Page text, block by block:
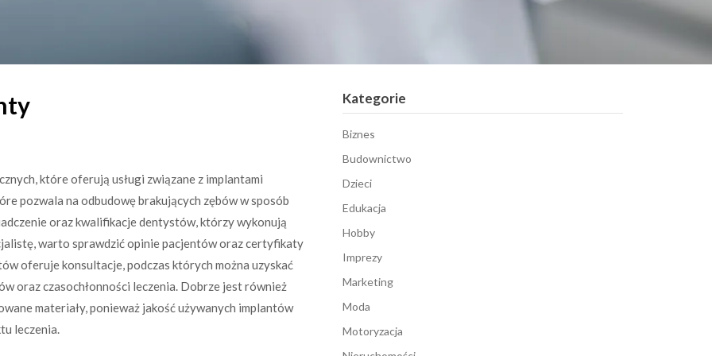
które oferują usługi związane z implantami
pozwala na odbudowę brakujących zębów w sposób
oraz kwalifikacje dentystów, którzy wykonują
warto sprawdzić opinie pacjentów oraz certyfikaty
oferuje konsultacje, podczas których można uzyskać
oraz czasochłonności leczenia. Dobrze jest również
materiały, ponieważ jakość używanych implantów
leczenia.
Kategorie
Biznes
Budownictwo
Dzieci
Edukacja
Hobby
Imprezy
Marketing
Moda
Motoryzacja